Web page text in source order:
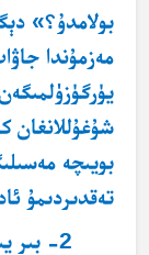
بولامدۇ؟»
مەزمۇندا
شۇغۇللانغان
بويىچە
تەقدىردىمۇ
2- بىر